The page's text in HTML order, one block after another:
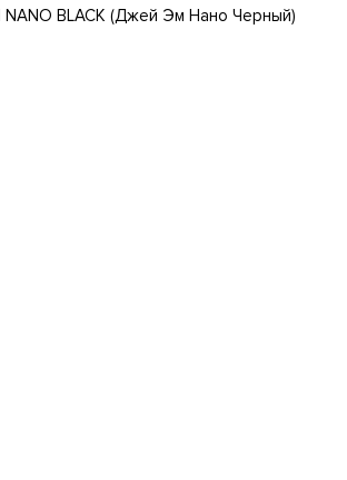
BLACK (Джей Эм Нано Черный)